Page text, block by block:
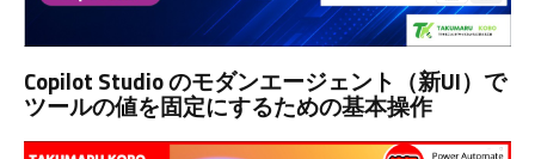
Copilot Studio のモダンエージェント（新UI）で
ツールの値を固定にするための基本操作